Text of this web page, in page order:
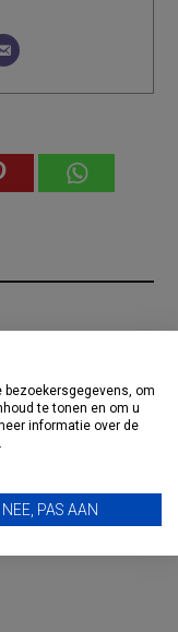
in tweede
waar
bezoekersgegevens, om
te tonen en om u
informatie over de
NEE, PAS AAN